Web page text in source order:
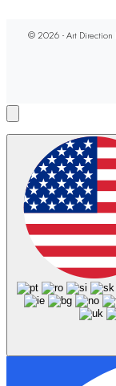
© 2026 - Art Direction